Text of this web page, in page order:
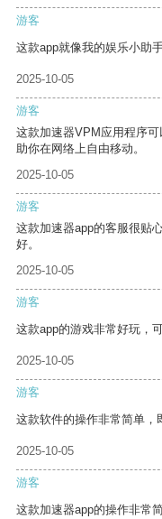
游客
这款app就像我的娱乐小助
2025-10-05
游客
这款加速器VPM应用程序
助你在网络上自由移动。
2025-10-05
游客
这款加速器app的客服很贴
好。
2025-10-05
游客
这款app的游戏非常好玩，
2025-10-05
游客
这款软件的操作非常简单，
2025-10-05
游客
这款加速器app的操作非常